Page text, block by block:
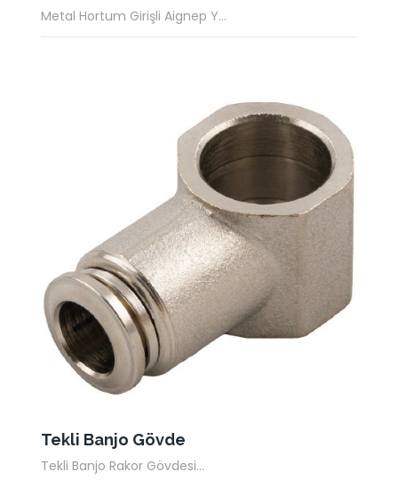
Metal Hortum Girişli Aignep Y...
Tekli Banjo Gövde
Tekli Banjo Rakor Gövdesi...